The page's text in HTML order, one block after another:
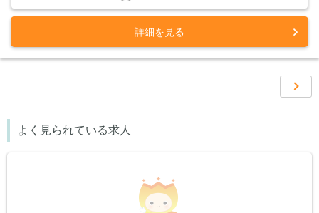
詳細を見る
次ペー
よく見られている求人